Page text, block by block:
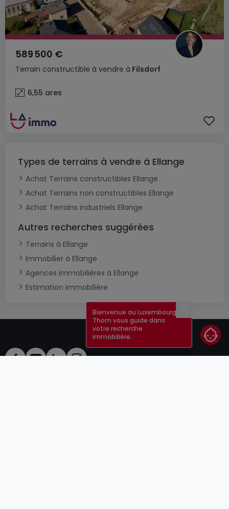
Terrain constructible à vendre à Filsdorf
589 500 €
6,55 ares
Types de terrains à vendre à Ellange
Achat Terrains constructibles Ellange
Achat Terrains non constructibles Ellange
Achat Terrains industriels Ellange
Autres recherches suggérées
Terrains à Ellange
Immobilier à Ellange
Agences immobilières à Ellange
Estimation immobilière
Bienvenue au Luxembourg !
Thom vous guide dans
votre recherche
immobilière.